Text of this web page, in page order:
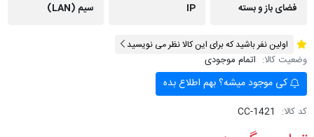
فضای باز و بسته
IP
سیم (LAN)
اولین نفر باشید که برای این کالا نظر می نویسید
وضعیت کالا: اتمام موجودی
کی موجود میشه؟ بهم اطلاع بده
کد کالا: CC-1421